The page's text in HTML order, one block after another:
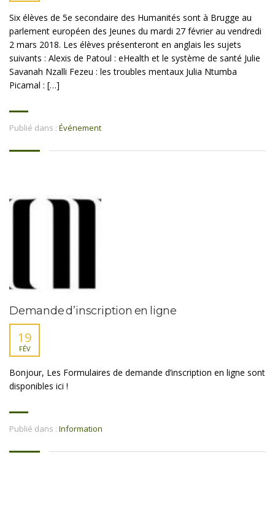
Six élèves de 5e secondaire des Humanités sont à Brugge au
parlement européen des Jeunes du mardi 27 février au vendredi
2 mars 2018. Les élèves présenteront en anglais les sujets
suivants : Alexis de Patoul : eHealth et le système de santé Julie
Savanah Nzalli Fezeu : les troubles mentaux Julia Ntumba
Picamal : […]
Publié dans : Événement
Demande d’inscription en ligne
19
FÉV
Bonjour, Les Formulaires de demande d’inscription en ligne sont
disponibles ici !
Publié dans : Information